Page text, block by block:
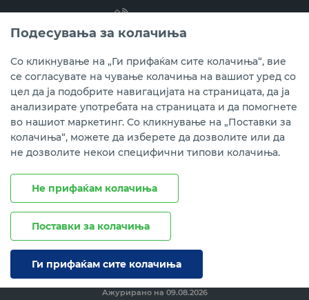
(02) 3 296 800
Instagram
LinkedIn
Youtube
Преземете ја мобилната апликација мБанкаКо.
Политика за колачиња
Ажурирано на 09.08.2026
Подесувања за колачиња
Со кликнување на „Ги прифаќам сите колачиња“, вие
се согласувате на чување колачиња на вашиот уред со
цел да ја подобрите навигацијата на страницата, да ја
анализирате употребата на страницата и да помогнете
во нашиот маркетинг. Со кликнување на „Поставки за
колачиња“, можете да изберете да дозволите или да
не дозволите некои специфични типови колачиња.
Не прифаќам колачиња
Поставки за колачиња
Ги прифаќам сите колачиња